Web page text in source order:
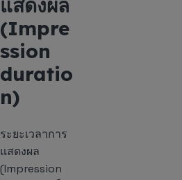
แสดงผล
(Impre
ssion
duratio
n)
ระยะเวลาการ
แสดงผล
(Impression